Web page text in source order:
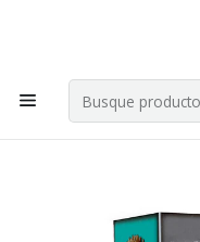
Por compras en cartas
Inicio Juegos de
Sellado Primer Bloque